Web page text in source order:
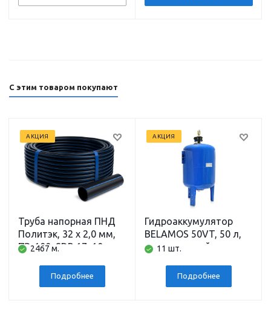
С этим товаром покупают
АКЦИЯ
Труба напорная ПНД
Политэк, 32 x 2,0 мм,
ПЭ-100, SDR 17, 10 атм,
2467 м.
Подробнее
АКЦИЯ
Гидроаккумулятор
BELAMOS 50VT, 50 л,
вертикальный
подключение 1 дюйм
11 шт.
Подробнее